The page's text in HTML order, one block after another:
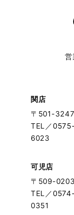
2024年2月
2024年1月
2023年10月
関店
〒501-
TEL／
6023
可児店
〒509-
TEL／
0351